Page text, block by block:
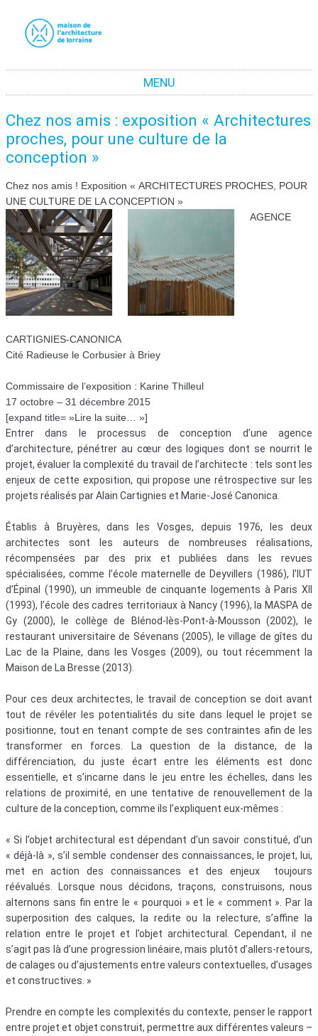
La maison de l'architecture de Lorraine
MENU
Chez nos amis : exposition « Architectures
proches, pour une culture de la
conception »
Chez nos amis ! Exposition « ARCHITECTURES PROCHES, POUR
UNE CULTURE DE LA CONCEPTION »
AGENCE
CARTIGNIES-CANONICA
Cité Radieuse le Corbusier à Briey
Commissaire de l’exposition : Karine Thilleul
17 octobre – 31 décembre 2015
[expand title= »Lire la suite… »]
Entrer dans le processus de conception d’une agence
d’architecture, pénétrer au cœur des logiques dont se nourrit le
projet, évaluer la complexité du travail de l’architecte : tels sont les
enjeux de cette exposition, qui propose une rétrospective sur les
projets réalisés par Alain Cartignies et Marie-José Canonica.
Établis à Bruyères, dans les Vosges, depuis 1976, les deux
architectes sont les auteurs de nombreuses réalisations,
récompensées par des prix et publiées dans les revues
spécialisées, comme l’école maternelle de Deyvillers (1986), l’IUT
d’Épinal (1990), un immeuble de cinquante logements à Paris XII
(1993), l’école des cadres territoriaux à Nancy (1996), la MASPA de
Gy (2000), le collège de Blénod-lès-Pont-à-Mousson (2002), le
restaurant universitaire de Sévenans (2005), le village de gîtes du
Lac de la Plaine, dans les Vosges (2009), ou tout récemment la
Maison de La Bresse (2013).
Pour ces deux architectes, le travail de conception se doit avant
tout de révéler les potentialités du site dans lequel le projet se
positionne, tout en tenant compte de ses contraintes afin de les
transformer en forces. La question de la distance, de la
différenciation, du juste écart entre les éléments est donc
essentielle, et s’incarne dans le jeu entre les échelles, dans les
relations de proximité, en une tentative de renouvellement de la
culture de la conception, comme ils l’expliquent eux-mêmes :
« Si l’objet architectural est dépendant d’un savoir constitué, d’un
« déjà-là », s’il semble condenser des connaissances, le projet, lui,
met en action des connaissances et des enjeux toujours
réévalués. Lorsque nous décidons, traçons, construisons, nous
alternons sans fin entre le « pourquoi » et le « comment ». Par la
superposition des calques, la redite ou la relecture, s’affine la
relation entre le projet et l’objet architectural. Cependant, il ne
s’agit pas là d’une progression linéaire, mais plutôt d’allers-retours,
de calages ou d’ajustements entre valeurs contextuelles, d’usages
et constructives. »
Prendre en compte les complexités du contexte, penser le rapport
entre projet et objet construit, permettre aux différentes valeurs –